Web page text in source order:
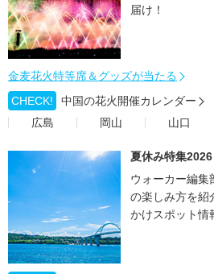
届け！
金麦花火特等席＆グッズが当たる
CHECK!
中国の花火開催カレンダー
広島
岡山 山口
夏休み特集2026
ウォーカー編集
の楽しみ方を紹
かけスポット情